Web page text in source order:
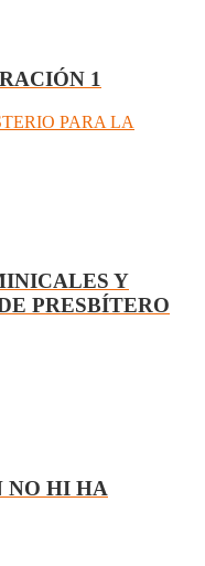
1
PARA LA
Y
PRESBÍTERO
NO HI HA